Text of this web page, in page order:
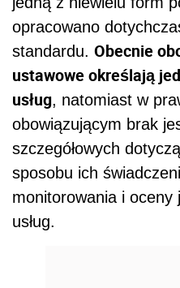
opracowano
standardu. Obecnie
ustawowe określają
usług, natomiast w
obowiązującym brak
szczegółowych
sposobu ich
monitorowania i oceny
usług.